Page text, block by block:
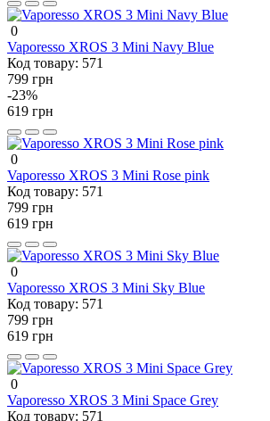
0
Vaporesso XROS 3 Mini Navy Blue
Код товару: 571
799 грн
-23%
619 грн
0
Vaporesso XROS 3 Mini Rose pink
Код товару: 571
799 грн
619 грн
0
Vaporesso XROS 3 Mini Sky Blue
Код товару: 571
799 грн
619 грн
0
Vaporesso XROS 3 Mini Space Grey
Код товару: 571